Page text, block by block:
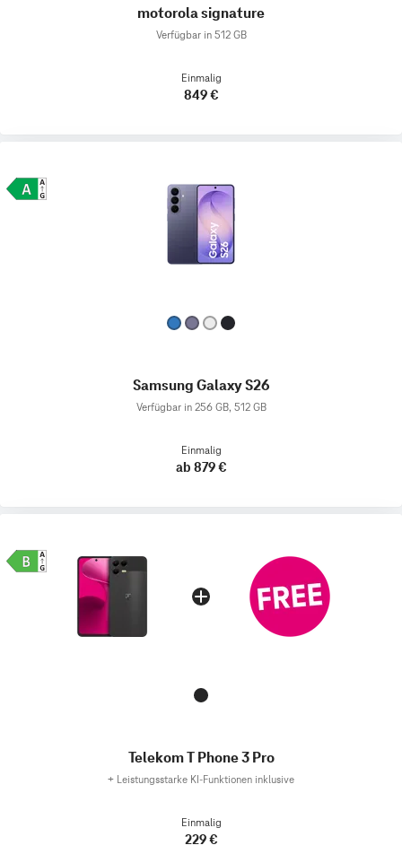
motorola signature
Verfügbar in 512 GB
Einmalig
849 €
Samsung Galaxy S26
Verfügbar in 256 GB, 512 GB
Einmalig
ab 879 €
Telekom T Phone 3 Pro
+ Leistungsstarke KI-Funktionen inklusive
Einmalig
229 €